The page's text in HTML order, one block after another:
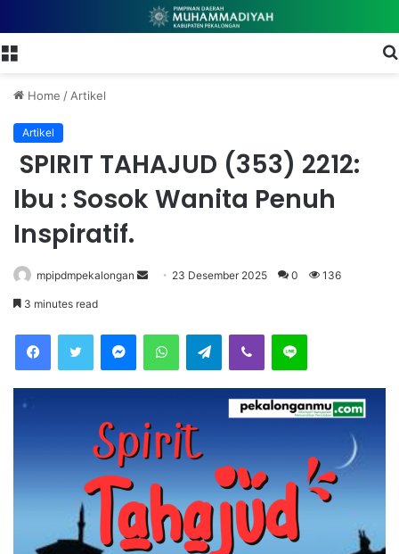
Home /Artikel
Artikel
SPIRIT TAHAJUD (353) 2212:
Ibu : Sosok Wanita Penuh
Inspiratif.
mpipdmpekalongan
m
a
l
23 Desember 2025 0 136
3 minutes read
Telegram